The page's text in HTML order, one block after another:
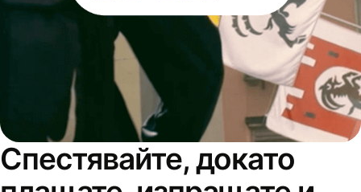
Спестявайте, докато